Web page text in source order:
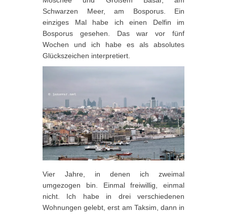
Schwarzen Meer, am Bosporus. Ein
einziges Mal habe ich einen Delfin im
Bosporus gesehen. Das war vor fünf
Wochen und ich habe es als absolutes
Glückszeichen interpretiert.
Vier Jahre, in denen ich zweimal
umgezogen bin. Einmal freiwillig, einmal
nicht. Ich habe in drei verschiedenen
Wohnungen gelebt, erst am Taksim, dann in